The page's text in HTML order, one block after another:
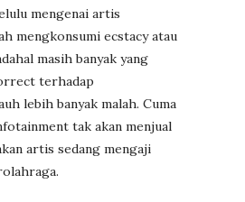
mengenai artis
mengkonsumi ecstacy atau
masih banyak yang
terhadap
lebih banyak malah. Cuma
tak akan menjual
artis sedang mengaji